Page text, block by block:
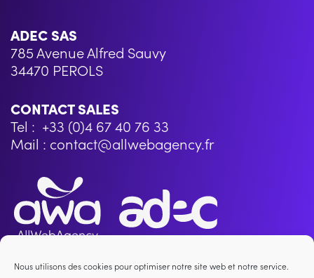
Nous utilisons des cookies pour optimiser notre site web et notre service.
ADEC SAS
785 Avenue Alfred Sauvy
34470 PEROLS
CONTACT SALES
Tel : +33 (0)4 67 40 76 33
Mail : contact@allwebagency.fr
AllWebAgency, une marque de l’ADEC